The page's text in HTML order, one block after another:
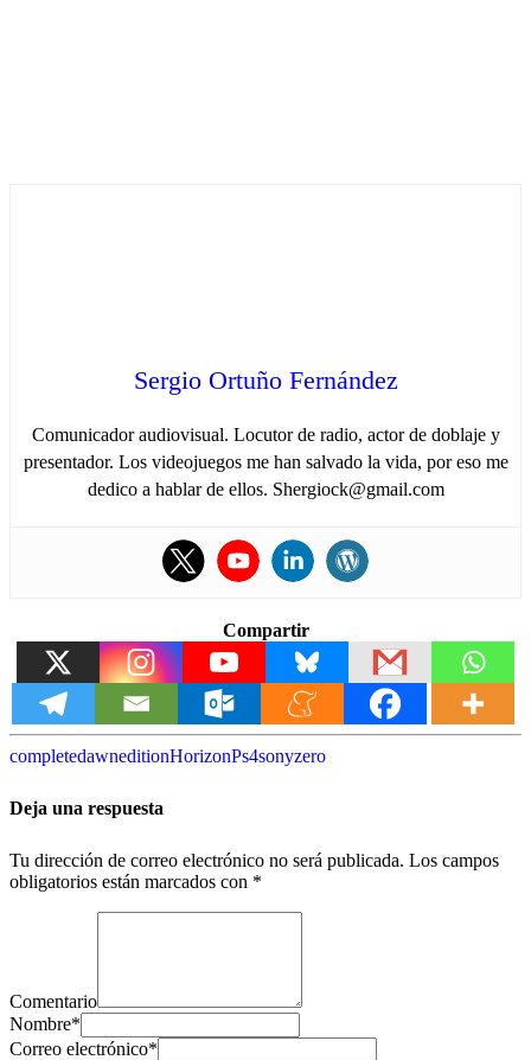
Sergio Ortuño Fernández
Comunicador audiovisual. Locutor de radio, actor de doblaje y
presentador. Los videojuegos me han salvado la vida, por eso me
dedico a hablar de ellos. Shergiock@gmail.com
Compartir
completedawneditionHorizonPs4sonyzero
Deja una respuesta
Tu dirección de correo electrónico no será publicada. Los campos
obligatorios están marcados con *
Comentario
Nombre*
Correo electrónico*